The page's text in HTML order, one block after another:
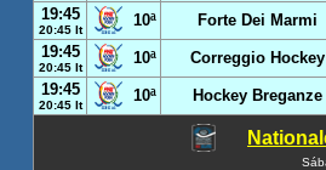
19:45
20:45 It
10ª
Forte Dei Marmi
19:45
20:45 It
10ª
Correggio Hockey
19:45
20:45 It
10ª Hockey Breganze